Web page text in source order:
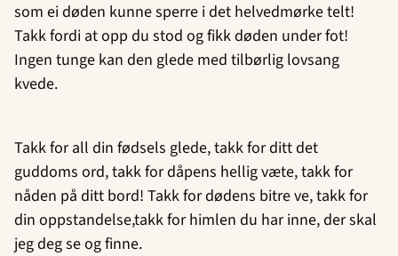
som ei døden kunne sperre i det helvedmørke telt!
Takk fordi at opp du stod og fikk døden under fot!
Ingen tunge kan den glede med tilbørlig lovsang
kvede.
Takk for all din fødsels glede, takk for ditt det
guddoms ord, takk for dåpens hellig væte, takk for
nåden på ditt bord! Takk for dødens bitre ve, takk for
din oppstandelse,takk for himlen du har inne, der skal
jeg deg se og finne.